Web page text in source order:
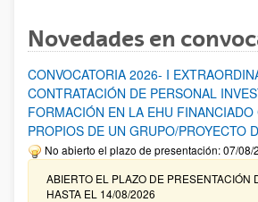
Novedades en
CONVOCATORIA 2026- I
CONTRATACIÓN DE PERSONAL
FORMACIÓN EN LA EHU
PROPIOS DE UN GRUPO/PROYECTO
No abierto el plazo de presentación: 07/08/
ABIERTO EL PLAZO DE PRESENTACIÓN
HASTA EL 14/08/2026